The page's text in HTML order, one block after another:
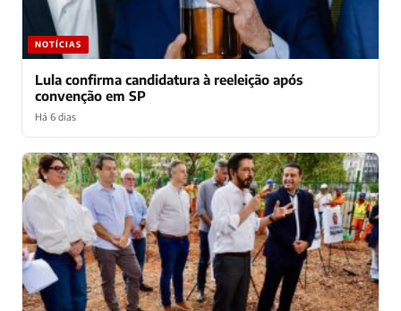
NOTÍCIAS
Lula confirma candidatura à reeleição após
convenção em SP
Há 6 dias